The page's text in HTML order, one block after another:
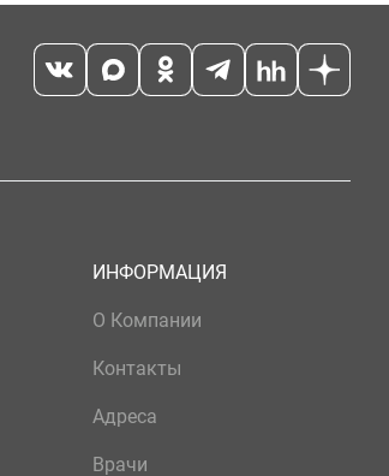
ИНФОРМАЦИЯ
О Компании
Контакты
Адреса
Врачи